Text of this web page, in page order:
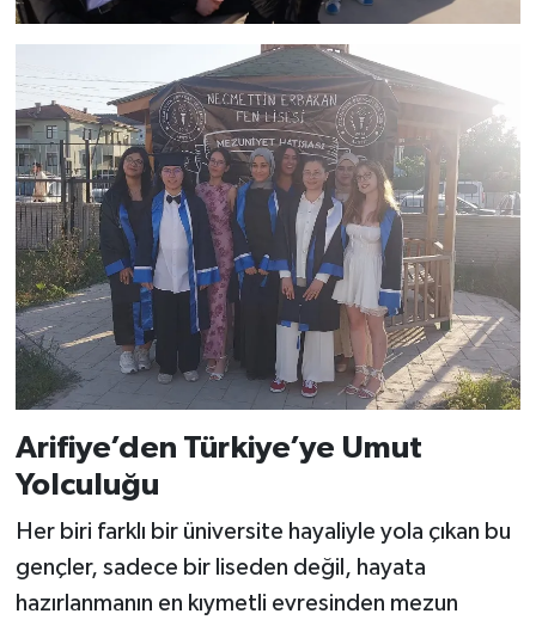
Arifiye’den Türkiye’ye Umut
Yolculuğu
Her biri farklı bir üniversite hayaliyle yola çıkan bu
gençler, sadece bir liseden değil, hayata
hazırlanmanın en kıymetli evresinden mezun